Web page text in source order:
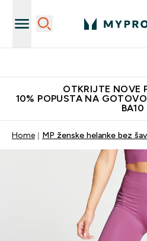
OTKRIJTE NOVE
10% POPUSTA NA
BA10
Home MP ženske helanke bez